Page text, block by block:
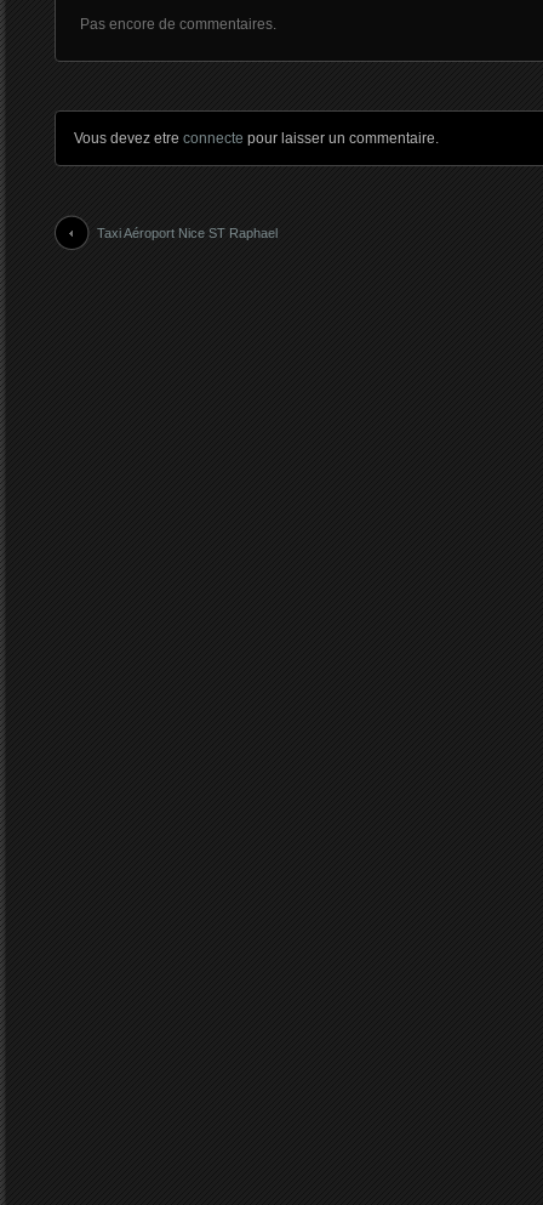
Pas encore de commentaires.
Vous devez etre connecte pour laisser un commentaire.
Taxi Aéroport Nice ST Raphael